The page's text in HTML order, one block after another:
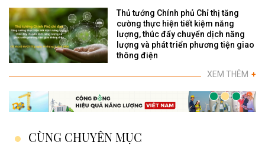
Thủ tướng Chính phủ Chỉ thị tăng
cường thực hiện tiết kiệm năng
lượng, thúc đẩy chuyển dịch năng
lượng và phát triển phương tiện giao
thông điện
XEM THÊM +
CÙNG CHUYÊN MỤC